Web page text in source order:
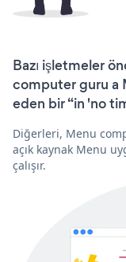
Bazı işletmeler
computer guru a
eden bir “in 'no
Diğerleri, Menu
açık kaynak Menu
çalışır.